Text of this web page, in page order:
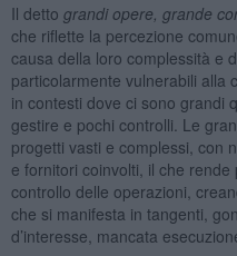
Il detto grandi opere, grande
che riflette la percezione
causa della loro complessità e
particolarmente vulnerabili alla
in contesti dove ci sono grandi
gestire e pochi controlli. Le
progetti vasti e complessi, con
e fornitori coinvolti, il che
controllo delle operazioni,
che si manifesta in tangenti,
d’interesse, mancata